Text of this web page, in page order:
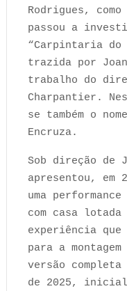
Rodrigues,
passou a
“Carpintaria do
trazida por
trabalho do
Charpantier.
se também o
Encruza.
Sob direção de
apresentou, em
uma
com casa
experiência que
para a
versão
de 2025,